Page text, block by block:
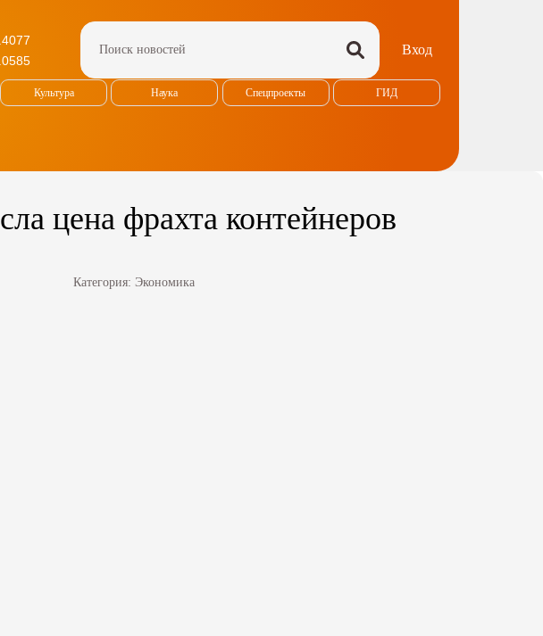
Вход
Культура Наука Спецпроекты ГИД
цена фрахта контейнеров
Категория: Экономика